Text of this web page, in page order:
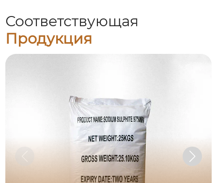
Соответствующая
Продукция